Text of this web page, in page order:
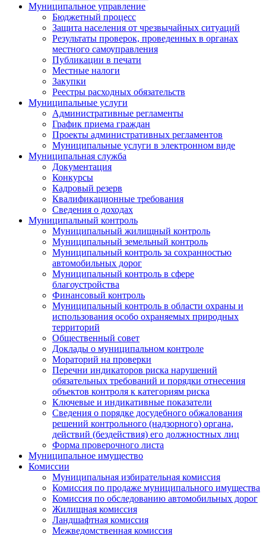
Муниципальное управление
Бюджетный процесс
Защита населения от чрезвычайных ситуаций
Результаты проверок, проведенных в органах
местного самоуправления
Публикации в печати
Местные налоги
Закупки
Реестры расходных обязательств
Муниципальные услуги
Административные регламенты
График приема граждан
Проекты административных регламентов
Муниципальные услуги в электронном виде
Муниципальная служба
Документация
Конкурсы
Кадровый резерв
Квалификационные требования
Сведения о доходах
Муниципальный контроль
Муниципальный жилищный контроль
Муниципальный земельный контроль
Муниципальный контроль за сохранностью
автомобильных дорог
Муниципальный контроль в сфере
благоустройства
Финансовый контроль
Муниципальный контроль в области охраны и
использования особо охраняемых природных
территорий
Общественный совет
Доклады о муниципальном контроле
Мораторий на проверки
Перечни индикаторов риска нарушений
обязательных требований и порядки отнесения
объектов контроля к категориям риска
Ключевые и индикативные показатели
Сведения о порядке досудебного обжалования
решений контрольного (надзорного) органа,
действий (бездействия) его должностных лиц
Форма проверочного листа
Муниципальное имущество
Комиссии
Муниципальная избирательная комиссия
Комиссия по продаже муниципального имущества
Комиссия по обследованию автомобильных дорог
Жилищная комиссия
Ландшафтная комиссия
Межведомственная комиссия